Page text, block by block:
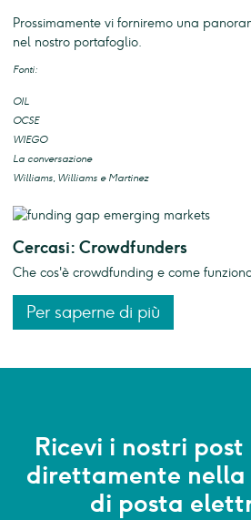
Prossimamente vi forniremo una
nel nostro portafoglio.
Fonti:
OIL
OCSE
WIEGO
La conversazione
Williams, Williams e Martinez
Cercasi: Crowdfunders
Che cos'è crowdfunding e come
Per saperne di più
Ricevi i nostri
direttamente nella
di posta